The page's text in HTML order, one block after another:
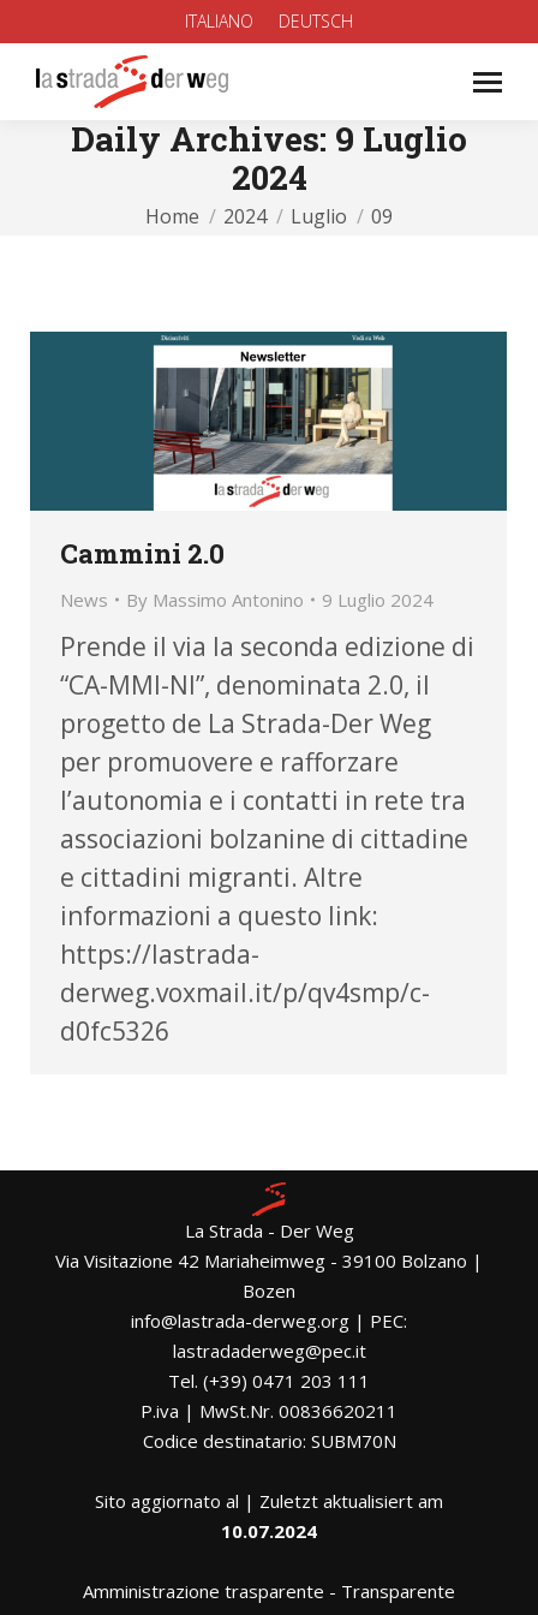
ITALIANO DEUTSCH
Daily Archives: 9 Luglio
2024
You are here:
Home 2024 Luglio 09
Cammini 2.0
News By Massimo Antonino 9 Luglio 2024
Prende il via la seconda edizione di
“CA-MMI-NI”, denominata 2.0, il
progetto de La Strada-Der Weg
per promuovere e rafforzare
l’autonomia e i contatti in rete tra
associazioni bolzanine di cittadine
e cittadini migranti. Altre
informazioni a questo link:
https://lastrada-
derweg.voxmail.it/p/qv4smp/c-
d0fc5326
La Strada - Der Weg
Via Visitazione 42 Mariaheimweg - 39100 Bolzano |
Bozen
info@lastrada-derweg.org | PEC:
lastradaderweg@pec.it
Tel. (+39) 0471 203 111
P.iva | MwSt.Nr. 00836620211
Codice destinatario: SUBM70N
Sito aggiornato al | Zuletzt aktualisiert am
10.07.2024
Amministrazione trasparente - Transparente